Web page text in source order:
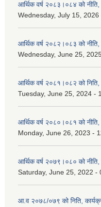
आर्थिक वर्ष २०८३।०८४ को
Wednesday, July 15, 2026
आर्थिक वर्ष २०८२।०८३ को
Wednesday, June 25,
आर्थिक वर्ष २०८१।०८२ को
Tuesday, June 25, 2024 -
आर्थिक वर्ष २०८०।०८१ को
Monday, June 26, 2023 -
आर्थिक वर्ष २०७९।०८० को
Saturday, June 25, 2022 -
आ.व २०७८/०७९ को निति,